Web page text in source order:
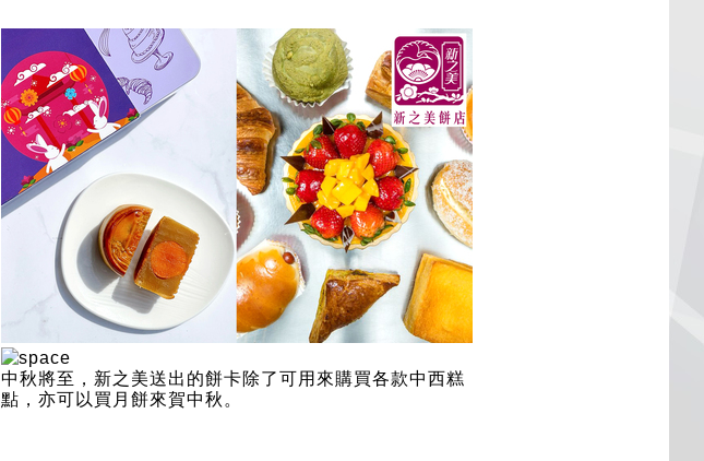
中秋將至，新之美送出的餅卡除了可用來購買各款中西糕
點，亦可以買月餅來賀中秋。